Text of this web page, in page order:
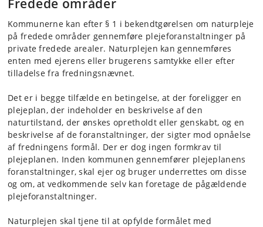
Fredede områder
Kommunerne kan efter § 1 i bekendtgørelsen om naturpleje
på fredede områder gennemføre plejeforanstaltninger på
private fredede arealer. Naturplejen kan gennemføres
enten med ejerens eller brugerens samtykke eller efter
tilladelse fra fredningsnævnet.
Det er i begge tilfælde en betingelse, at der foreligger en
plejeplan, der indeholder en beskrivelse af den
naturtilstand, der ønskes opretholdt eller genskabt, og en
beskrivelse af de foranstaltninger, der sigter mod opnåelse
af fredningens formål. Der er dog ingen formkrav til
plejeplanen. Inden kommunen gennemfører plejeplanens
foranstaltninger, skal ejer og bruger underrettes om disse
og om, at vedkommende selv kan foretage de pågældende
plejeforanstaltninger.
Naturplejen skal tjene til at opfylde formålet med